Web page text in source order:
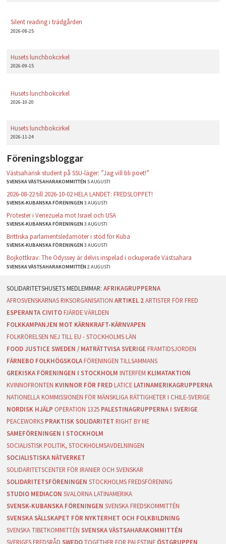
Silent reading i trädgården
2026-08-25
Husets lunchbokcirkel
2026-09-15
Husets lunchbokcirkel
2026-10-20
Husets lunchbokcirkel
2026-11-24
Föreningsbloggar
Västsaharisk student på SSU-läger: ”Jag vill bli poet!”
SVENSKA VÄSTSAHARAKOMMITTÉN5 AUGUSTI
2026-08-22 till 2026-10-02 HELA LANDET: FREDSLOPPET!
SVENSK-KUBANSKA FÖRENINGEN3 AUGUSTI
Protester i Venezuela mot Israel och USA
SVENSK-KUBANSKA FÖRENINGEN3 AUGUSTI
Brittiska parlamentsledamöter i stöd för Kuba
SVENSK-KUBANSKA FÖRENINGEN3 AUGUSTI
Bojkottkrav: The Odyssey är delvis inspelad i ockuperade Västsahara
SVENSKA VÄSTSAHARAKOMMITTÉN2 AUGUSTI
AFRIKAGRUPPERNA
AFROSVENSKARNAS RIKSORGANISATION ARTIKEL 2 ARTISTER FÖR FRED
ESPERANTA CIVITO FJÄRDE VÄRLDEN
FOLKKAMPANJEN MOT KÄRNKRAFT-KÄRNVAPEN
FOLKRÖRELSEN NEJ TILL EU - STOCKHOLMS LÄN
FOOD JUSTICE SWEDEN / MATRÄTTVISA SVERIGE FRAMTIDSJORDEN
FÄRNEBO FOLKHÖGSKOLA FÖRENINGEN TILLSAMMANS
GREKISKA FÖRENINGEN I STOCKHOLM INTERFEM KLIMATAKTION
KVINNOFRONTEN KVINNOR FÖR FRED LATICE LATINAMERIKAGRUPPERNA
NATIONELLA KOMMISSIONEN FÖR MÄNSKLIGA RÄTTIGHETER I CHILE-SVERIGE
NORDISK HJÄLP OPERATION 1325 PALESTINAGRUPPERNA I SVERIGE
PEACEWORKS PRAKTISK SOLIDARITET RIGHT BY ME
SAMEFÖRENINGEN I STOCKHOLM
SOCIALISTISK POLITIK, STOCKHOLMSAVDELNINGEN
SOCIALISTISKA NÄTVERKET
SOLIDARITETSCENTER FÖR IRANIER OCH SVENSKAR
SOLIDARITETSFÖRENINGEN STOCKHOLMS FREDSFÖRENING
STUDIO MEDIACON SVALORNA LATINAMERIKA
SVENSK-KUBANSKA FÖRENINGEN SVENSKA FREDSKOMMITTÉN
SVENSKA SÄLLSKAPET FÖR NYKTERHET OCH FOLKBILDNING
SVENSKA TIBETKOMMITTÉN SVENSKA VÄSTSAHARAKOMMITTÉN
SVERIGES FREDSRÅD SWEDO TOGETHER FOR PALESTINE ÖSTGRUPPEN